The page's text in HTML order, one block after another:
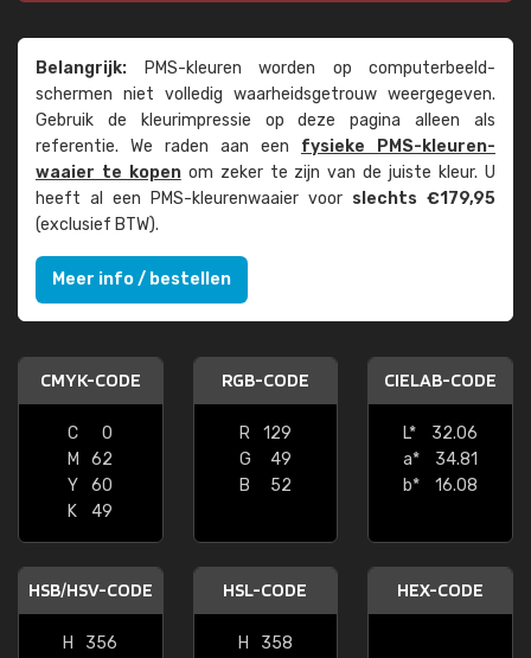
Belangrijk: PMS-kleuren worden op computer­beeld­
schermen niet volledig waarheids­­getrouw weer­gegeven.
Gebruik de kleur­impressie op deze pagina alleen als
referentie. We raden aan een fysieke PMS-kleuren­
waaier te kopenom zeker te zijn van de juiste kleur. U
heeft al een PMS-kleuren­waaier voor slechts €179,95
(exclusief BTW).
Meer info / bestellen
CMYK-CODE
C
0
M
62
Y
60
K
49
RGB-CODE
R
129
G
49
B
52
CIELAB-CODE
L*
32.06
a*
34.81
b*
16.08
HSB/HSV-CODE
H
356
HSL-CODE
H
358
HEX-CODE